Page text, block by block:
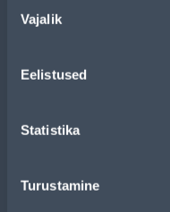
valik
Vajalik
Eelistused
Statistika
Turustamine
СЛУЖБА
Пн-Пт 8:00-17:00
БЛОГИ